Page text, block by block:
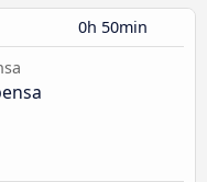
0h 50min